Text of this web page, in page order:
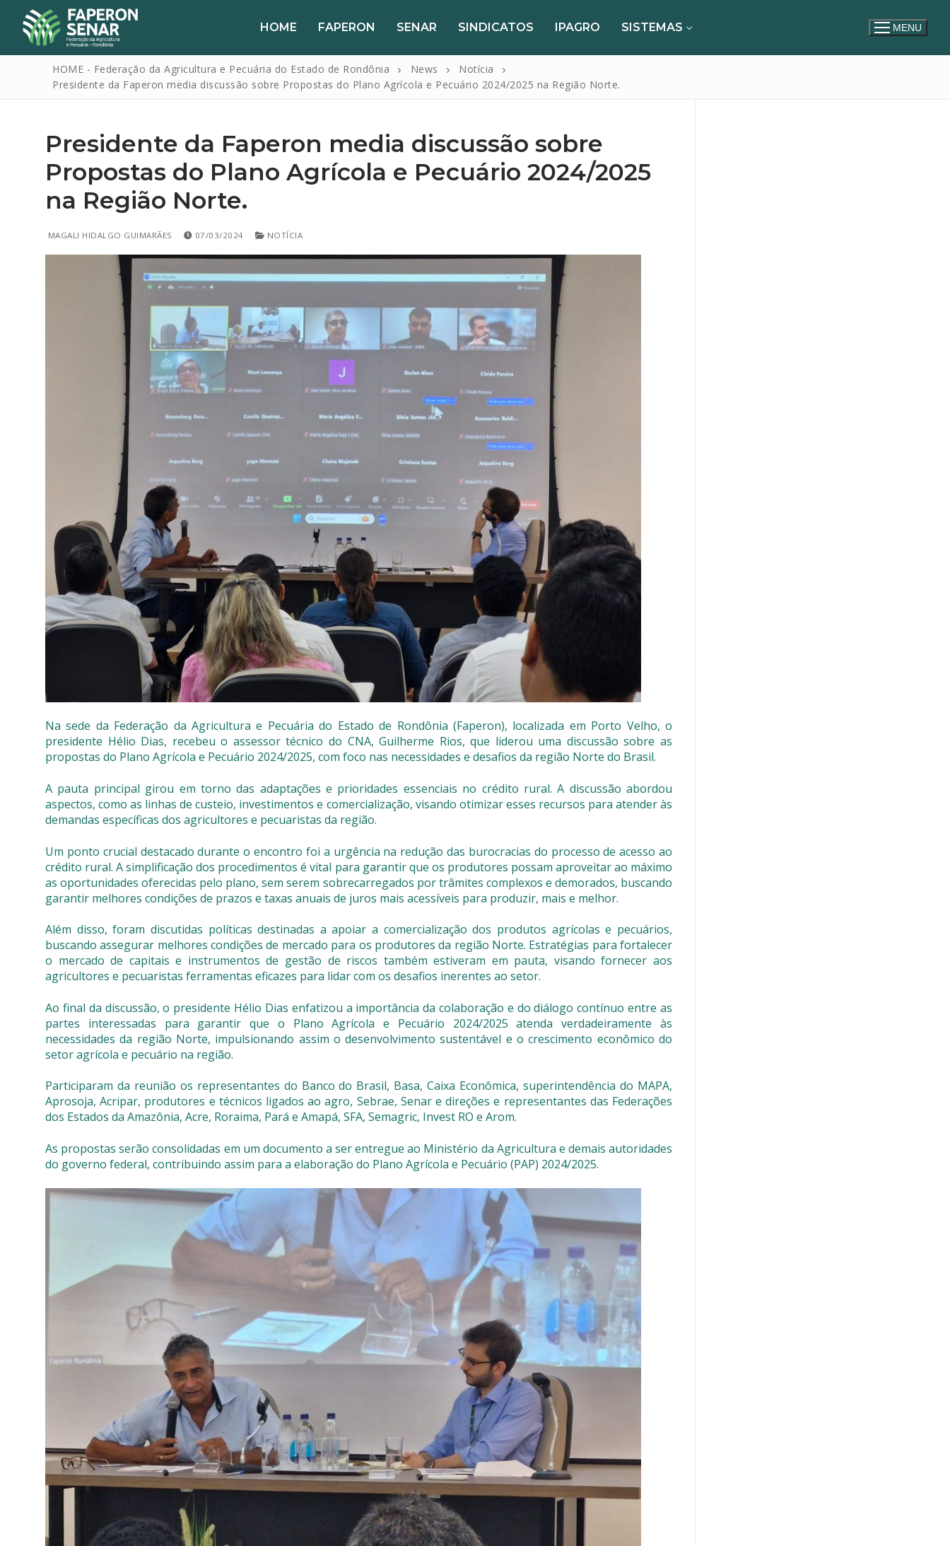
HOME FAPERON SENAR SINDICATOS IPAGRO SISTEMAS MENU
HOME
SENAR
SINDICATOS
IPAGRO
SISTEMAS
Chamados TI
Extranet
Gerador Senha
Solicitações LGPD
HOME - Federação da Agricultura e Pecuária do Estado de Rondônia News
Notícia
Presidente da Faperon media discussão sobre Propostas do Plano Agrícola e Pecuário 2024/2025 na Região Norte.
Presidente da Faperon media discussão sobre
Propostas do Plano Agrícola e Pecuário 2024/2025
na Região Norte.
MAGALI HIDALGO GUIMARÃES 07/03/2024 NOTÍCIA
Na sede da Federação da Agricultura e Pecuária do Estado de Rondônia (Faperon), localizada em Porto Velho, o
presidente Hélio Dias, recebeu o assessor técnico do CNA, Guilherme Rios, que liderou uma discussão sobre as
propostas do Plano Agrícola e Pecuário 2024/2025, com foco nas necessidades e desafios da região Norte do Brasil.
A pauta principal girou em torno das adaptações e prioridades essenciais no crédito rural. A discussão abordou
aspectos, como as linhas de custeio, investimentos e comercialização, visando otimizar esses recursos para atender às
demandas específicas dos agricultores e pecuaristas da região.
Um ponto crucial destacado durante o encontro foi a urgência na redução das burocracias do processo de acesso ao
crédito rural. A simplificação dos procedimentos é vital para garantir que os produtores possam aproveitar ao máximo
as oportunidades oferecidas pelo plano, sem serem sobrecarregados por trâmites complexos e demorados, buscando
garantir melhores condições de prazos e taxas anuais de juros mais acessíveis para produzir, mais e melhor.
Além disso, foram discutidas políticas destinadas a apoiar a comercialização dos produtos agrícolas e pecuários,
buscando assegurar melhores condições de mercado para os produtores da região Norte. Estratégias para fortalecer
o mercado de capitais e instrumentos de gestão de riscos também estiveram em pauta, visando fornecer aos
agricultores e pecuaristas ferramentas eficazes para lidar com os desafios inerentes ao setor.
Ao final da discussão, o presidente Hélio Dias enfatizou a importância da colaboração e do diálogo contínuo entre as
partes interessadas para garantir que o Plano Agrícola e Pecuário 2024/2025 atenda verdadeiramente às
necessidades da região Norte, impulsionando assim o desenvolvimento sustentável e o crescimento econômico do
setor agrícola e pecuário na região.
Participaram da reunião os representantes do Banco do Brasil, Basa, Caixa Econômica, superintendência do MAPA,
Aprosoja, Acripar, produtores e técnicos ligados ao agro, Sebrae, Senar e direções e representantes das Federações
dos Estados da Amazônia, Acre, Roraima, Pará e Amapá, SFA, Semagric, Invest RO e Arom.
As propostas serão consolidadas em um documento a ser entregue ao Ministério da Agricultura e demais autoridades
do governo federal, contribuindo assim para a elaboração do Plano Agrícola e Pecuário (PAP) 2024/2025.